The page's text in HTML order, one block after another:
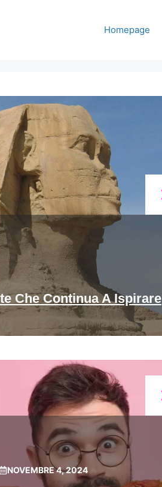
Homepage
Che Continua A Ispirare
NOVEMBRE 4, 2024